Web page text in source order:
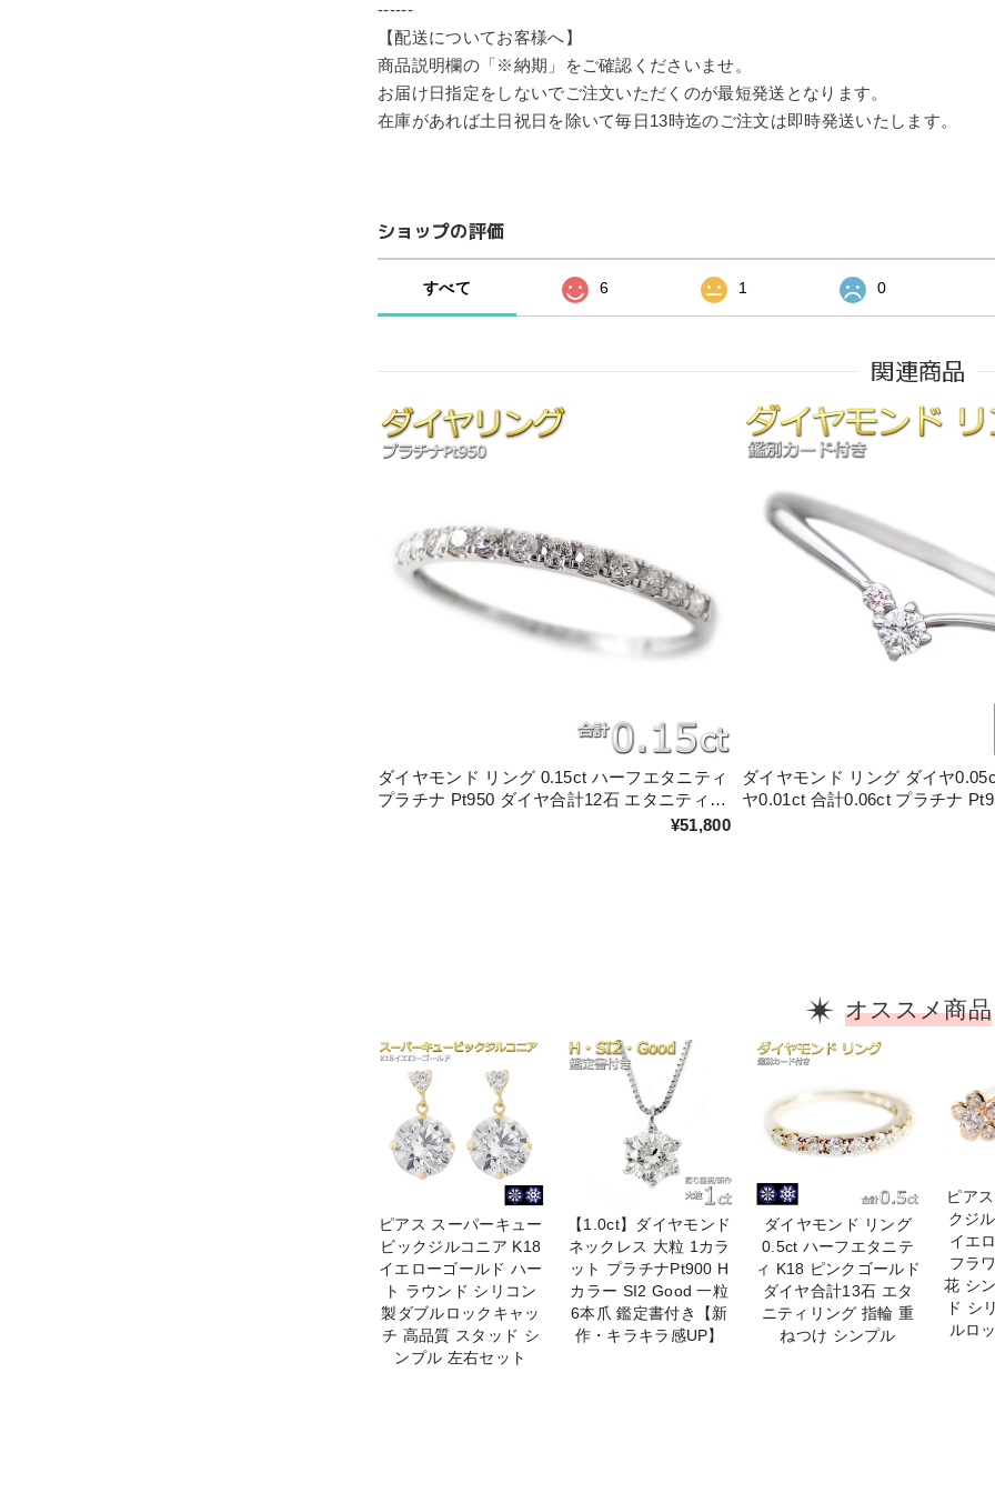
------
【配送についてお客様へ】
商品説明欄の「※納期」をご確認くださいませ。
お届け日指定をしないでご注文いただくのが最短発送となります。
在庫があれば土日祝日を除いて毎日13時迄のご注文は即時発送いたします。
ショップの評価
すべて 6 1 0
関連商品
ダイヤモンド リング 0.15ct ハーフエタニティ
プラチナ Pt950 ダイヤ合計12石 エタニティリ
ング 指輪 重ねつけ シンプル【新作・絶対オ
¥51,800
ダイヤモンド リング ダイヤ
ヤ0.01ct 合計0.06ct プラチナ
オススメ商品
ピアス スーパーキュー
ビックジルコニア K18
イエローゴールド ハー
ト ラウンド シリコン
製ダブルロックキャッ
チ 高品質 スタッド シ
ンプル 左右セット
【1.0ct】ダイヤモンド
ネックレス 大粒 1カラ
ット プラチナPt900 H
カラー SI2 Good 一粒
6本爪 鑑定書付き【新
作・キラキラ感UP】
ダイヤモンド リング
0.5ct ハーフエタニテ
ィ K18 ピンクゴールド
ダイヤ合計13石 エタ
ニティリング 指輪 重
ねつけ シンプル
ピア
クジ
イエ
フラ
花 シ
ド シ
ルロ